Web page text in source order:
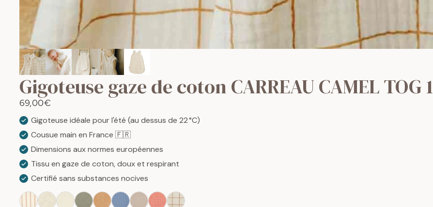
Gigoteuse gaze de coton CARREAU CAMEL TOG 1
69,00€
Gigoteuse idéale pour l'été (au dessus de 22 °C)
Cousue main en France 🇫🇷
Dimensions aux normes européennes
Tissu en gaze de coton, doux et respirant
Certifié sans substances nocives